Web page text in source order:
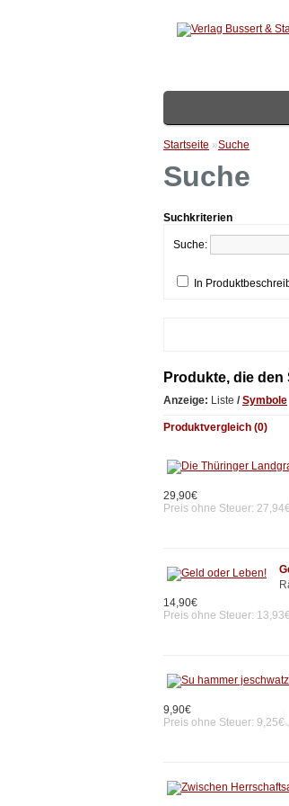
Startseite »Suche
Suche
Suchkriterien
Suche:
In
Produkte, die
Anzeige: Liste / Symbole
Produktvergleich (0)
29,90€
Preis ohne Steuer:
14,90€
Preis ohne Steuer:
9,90€
Preis ohne Steuer: 9,25€